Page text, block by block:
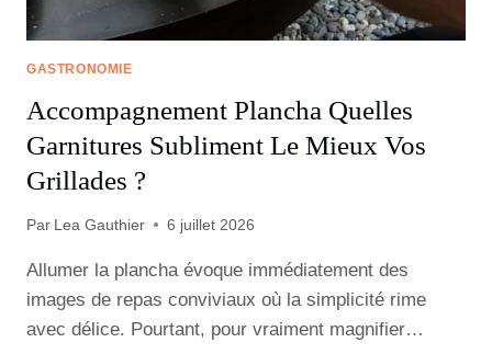
GASTRONOMIE
Accompagnement Plancha Quelles
Garnitures Subliment Le Mieux Vos
Grillades ?
Par Lea Gauthier 6 juillet 2026
Allumer la plancha évoque immédiatement des
images de repas conviviaux où la simplicité rime
avec délice. Pourtant, pour vraiment magnifier…